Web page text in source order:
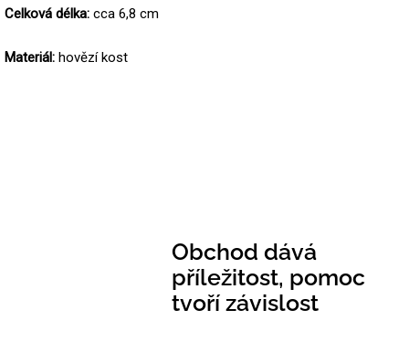
Celková délka: cca 6,8 cm
Materiál: hovězí kost
Obchod dává
příležitost, pomoc
tvoří závislost